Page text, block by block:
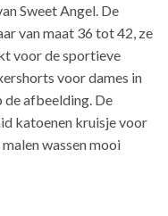
Sweet Angel. De
van maat 36 tot 42, ze
voor de sportieve
voor dames in
de afbeelding. De
katoenen kruisje voor
wassen mooi